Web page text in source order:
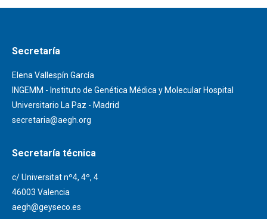
Secretaría
Elena Vallespín García
INGEMM - Instituto de Genética Médica y Molecular Hospital
Universitario La Paz - Madrid
secretaria@aegh.org
Secretaría técnica
c/ Universitat nº4, 4º, 4
46003 Valencia
aegh@geyseco.es